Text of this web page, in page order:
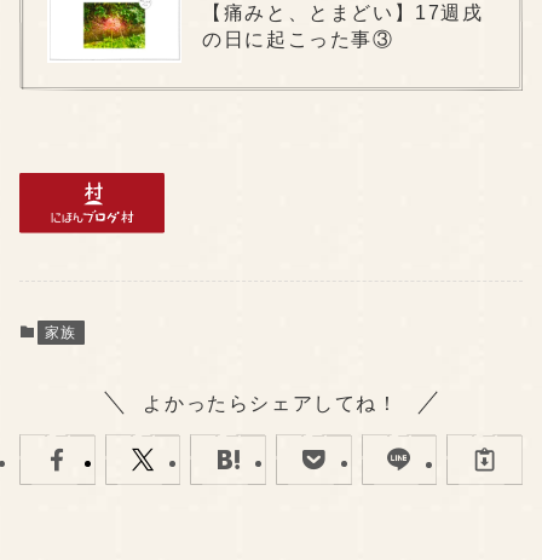
【痛みと、とまどい】17週戌
の日に起こった事③
家族
よかったらシェアしてね！